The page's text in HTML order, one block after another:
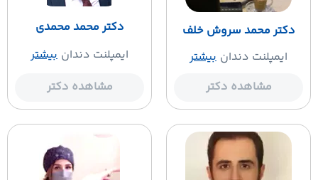
دکتر محمد سروش خلف
ایمپلنت دندان بیشتر
مشاهده دکتر
دکتر محمد محمدی
ایمپلنت دندان بیشتر
مشاهده دکتر